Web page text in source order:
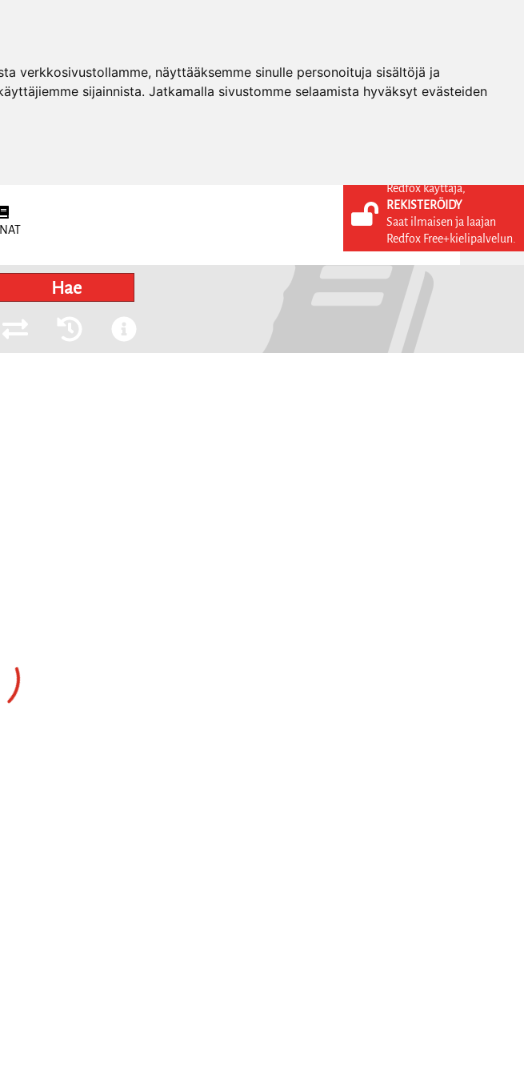
verkkosivustollamme, näyttääksemme sinulle personoituja sisältöjä ja
sijainnista. Jatkamalla sivustomme selaamista hyväksyt evästeiden
KIRJAUDU SISÄÄN
REKISTERÖIDY
Hae
Redfox käyttäjä,
REKISTERÖIDY
Saat ilmaisen ja laajan
Redfox Free+kielipalvelun.